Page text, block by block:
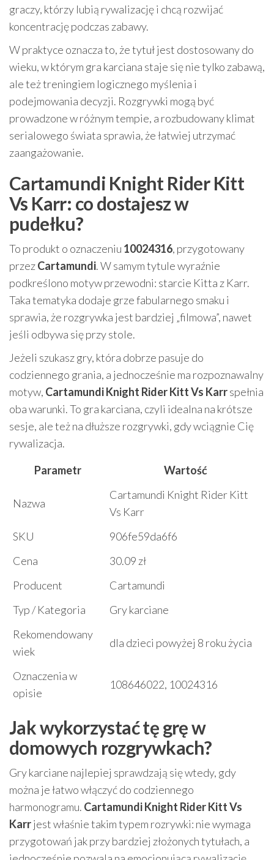
graczy, którzy lubią rywalizację i chcą rozwijać
koncentrację podczas zabawy.
W praktyce oznacza to, że tytuł jest dostosowany do
wieku, w którym gra karciana staje się nie tylko zabawą,
ale też treningiem logicznego myślenia i
podejmowania decyzji. Rozgrywki mogą być
prowadzone w różnym tempie, a rozbudowany klimat
serialowego świata sprawia, że łatwiej utrzymać
zaangażowanie.
Cartamundi Knight Rider Kitt
Vs Karr: co dostajesz w
pudełku?
To produkt o oznaczeniu 10024316, przygotowany
przezCartamundi. W samym tytule wyraźnie
podkreślono motyw przewodni: starcie Kitta z Karr.
Taka tematyka dodaje grze fabularnego smaku i
sprawia, że rozgrywka jest bardziej „filmowa”, nawet
jeśli odbywa się przy stole.
Jeżeli szukasz gry, która dobrze pasuje do
codziennego grania, a jednocześnie ma rozpoznawalny
motyw, Cartamundi Knight Rider Kitt Vs Karrspełnia
oba warunki. To gra karciana, czyli idealna na krótsze
sesje, ale też na dłuższe rozgrywki, gdy wciągnie Cię
rywalizacja.
Parametr
Wartość
Nazwa
Cartamundi Knight Rider Kitt
Vs Karr
SKU
906fe59da6f6
Cena
30.09 zł
Producent
Cartamundi
Typ / Kategoria
Gry karciane
Rekomendowany
wiek
dla dzieci powyżej 8 roku życia
Oznaczenia w
opisie
108646022, 10024316
Jak wykorzystać tę grę w
domowych rozgrywkach?
Gry karciane najlepiej sprawdzają się wtedy, gdy
można je łatwo włączyć do codziennego
harmonogramu. Cartamundi Knight Rider Kitt Vs
Karrjest właśnie takim typem rozrywki: nie wymaga
przygotowań jak przy bardziej złożonych tytułach, a